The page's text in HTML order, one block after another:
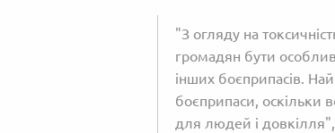
"З огляду на
громадян бути
інших боєприпасів.
боєприпаси, оскільки
для людей і